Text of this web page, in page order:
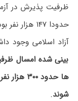
آزاد اسلامی وجود
بینی شده امسال
شوند.